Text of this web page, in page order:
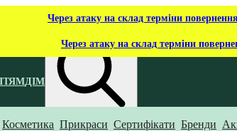
Через атаку на склад терміни
Через атаку на склад терміни
ДІМ
Що ти шукаєш?
Косметика Прикраси Сертифікати Бренди